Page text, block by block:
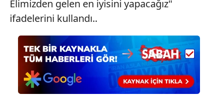
Elimizden gelen en iyisini yapacağız"
ifadelerini kullandı..